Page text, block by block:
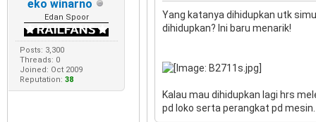
eko winarno
Edan Spoor
Posts: 3,300
Threads: 0
Joined: Oct 2009
Reputation: 38
Yang katanya dihidupkan utk
dihidupkan? Ini baru menarik!
Kalau mau dihidupkan lagi hrs
pd loko serta perangkat pd mesin.